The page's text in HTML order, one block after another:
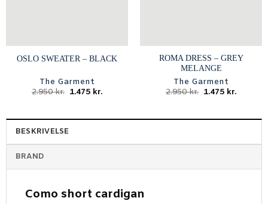
OSLO SWEATER – BLACK
The Garment
2.950kr. Den
2.950 kr..
1.475 kr.Den
1.475 kr..
ROMA DRESS – GREY
MELANGE
The Garment
2.950kr. Den
2.950 kr..
1.475 kr.Den
1.475
BESKRIVELSE
BRAND
Como short cardigan